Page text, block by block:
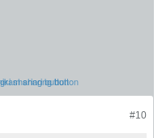
#10